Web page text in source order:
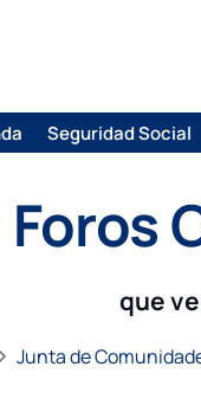
Seguridad Social
Foros
que
Junta de